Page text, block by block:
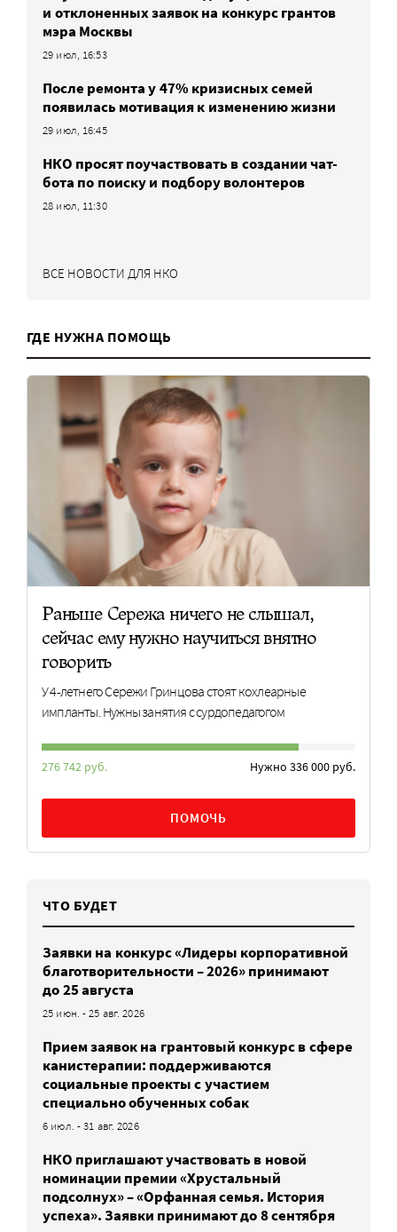
и отклоненных заявок на конкурс грантов
мэра Москвы
29 июл, 16:53
После ремонта у 47% кризисных семей
появилась мотивация к изменению жизни
29 июл, 16:45
НКО просят поучаствовать в создании чат-
бота по поиску и подбору волонтеров
28 июл, 11:30
ВСЕ НОВОСТИ ДЛЯ НКО
ГДЕ НУЖНА ПОМОЩЬ
Раньше Сережа ничего не слышал,
сейчас ему нужно научиться внятно
говорить
У 4-летнего Сережи Гринцова стоят кохлеарные
импланты. Нужны занятия с сурдопедагогом
276 742 руб. Нужно 336 000 руб.
ПОМОЧЬ
ЧТО БУДЕТ
Заявки на конкурс «Лидеры корпоративной
благотворительности – 2026» принимают
до 25 августа
25 июн. - 25 авг. 2026
Прием заявок на грантовый конкурс в сфере
канистерапии: поддерживаются
социальные проекты с участием
специально обученных собак
6 июл. - 31 авг. 2026
НКО приглашают участвовать в новой
номинации премии «Хрустальный
подсолнух» – «Орфанная семья. История
успеха». Заявки принимают до 8 сентября